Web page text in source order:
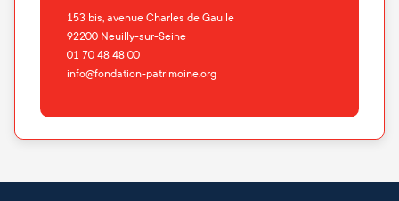
153 bis, avenue Charles de Gaulle
92200 Neuilly-sur-Seine
01 70 48 48 00
info@fondation-patrimoine.org